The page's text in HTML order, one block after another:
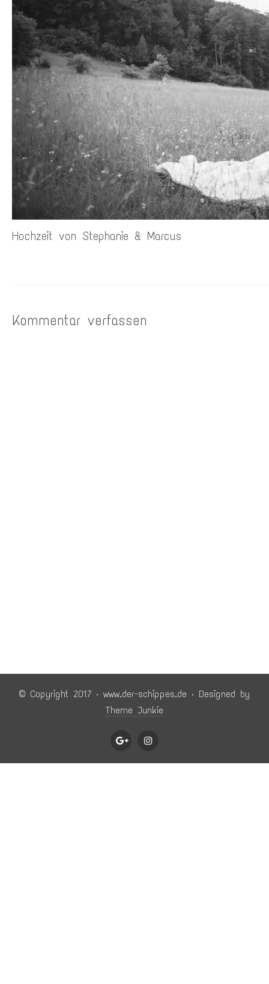
Hochzeit von Stephanie & Marcus
Kommentar verfassen
© Copyright 2017 · www.der-schippes.de · Designed by
Theme Junkie